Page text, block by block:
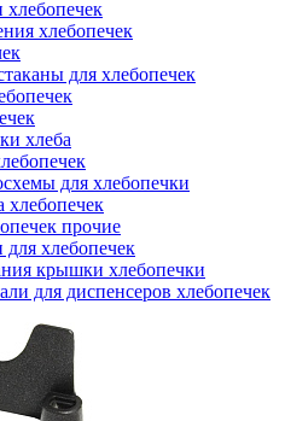
хлебопечек
для хлебопечек
хлеба
для хлебопечки
хлебопечек
прочие
для хлебопечек
крышки хлебопечки
для диспенсеров хлебопечек